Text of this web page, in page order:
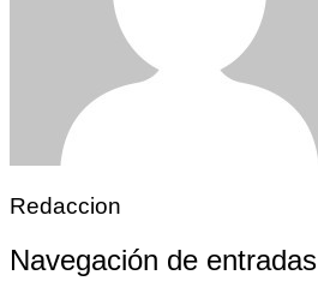
Redaccion
Navegación de entradas